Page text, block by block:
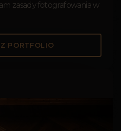
zasady fotografowania w
PORTFOLIO